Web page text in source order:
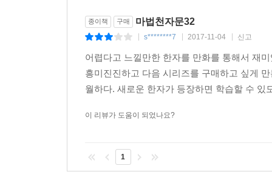
종이책 구매 마법천자문32
s********7 2017-11-04 신고
어렵다고 느낄만한 한자를 만화를 통해서 재
흥미진진하고 다음 시리즈를 구매하고 싶게
월하다. 새로운 한자가 등장하면 학습할 수
이 리뷰가 도움이 되었나요?
1